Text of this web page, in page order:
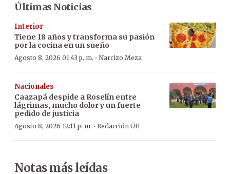
Últimas Noticias
Interior
Tiene 18 años y transforma su pasión
por la cocina en un sueño
Agosto 8, 2026 01:43 p. m. · Narcizo Meza
Nacionales
Caazapá despide a Roselín entre
lágrimas, mucho dolor y un fuerte
pedido de justicia
Agosto 8, 2026 12:11 p. m. · Redacción ÚH
Notas más leídas